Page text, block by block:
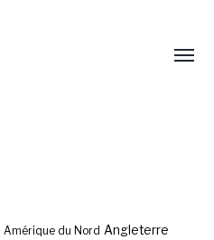
Amérique du Nord Angleterre